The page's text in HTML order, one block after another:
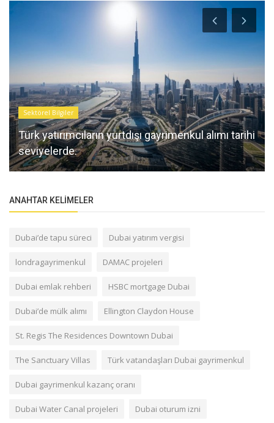
Sektörel Bilgiler
Türk yatırımcıların yurtdışı gayrimenkul alımı tarihi
seviyelerde.
ANAHTAR KELIMELER
Dubai’de tapu süreci Dubai yatırım vergisi
londragayrimenkul DAMAC projeleri
Dubai emlak rehberi HSBC mortgage Dubai
Dubai’de mülk alımı Ellington Claydon House
St. Regis The Residences Downtown Dubai
The Sanctuary Villas Türk vatandaşları Dubai gayrimenkul
Dubai gayrimenkul kazanç oranı
Dubai Water Canal projeleri Dubai oturum izni